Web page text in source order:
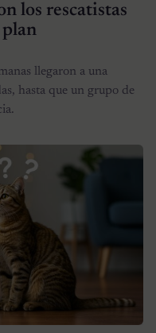
los rescatistas
plan
llegaron a una
hasta que un grupo de